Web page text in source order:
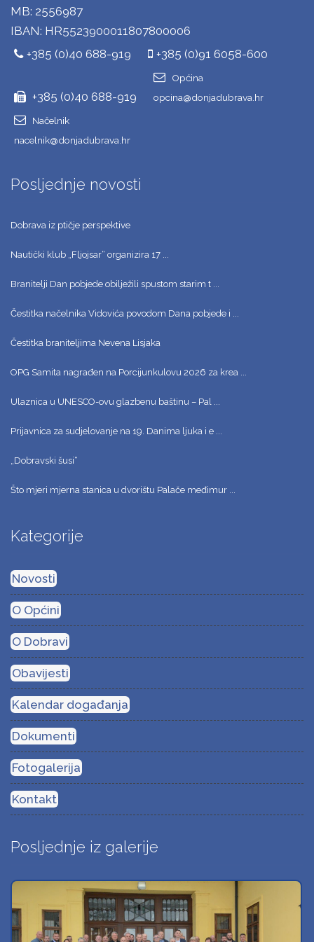
MB: 2556987
IBAN: HR5523900011807800006
+385 (0)40 688-919
+385 (0)91 6058-600
+385 (0)40 688-919
Općina
opcina@donjadubrava.hr
Načelnik
nacelnik@donjadubrava.hr
Posljednje novosti
Dobrava iz ptičje perspektive
Nautički klub „Fljojsar“ organizira 17 ...
Branitelji Dan pobjede obilježili spustom starim t ...
Čestitka načelnika Vidovića povodom Dana pobjede i ...
Čestitka braniteljima Nevena Lisjaka
OPG Samita nagrađen na Porcijunkulovu 2026 za krea ...
Ulaznica u UNESCO-ovu glazbenu baštinu – Pal ...
Prijavnica za sudjelovanje na 19. Danima ljuka i e ...
„Dobravski šusi“
Što mjeri mjerna stanica u dvorištu Palače međimur ...
Kategorije
Novosti
O Općini
O Dobravi
Obavijesti
Kalendar događanja
Dokumenti
Fotogalerija
Kontakt
Posljednje iz galerije